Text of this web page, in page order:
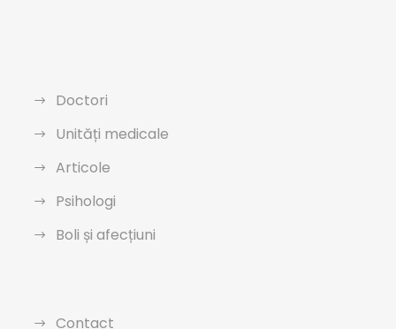
Doctori
Unități medicale
Articole
Psihologi
Boli și afecțiuni
Contact